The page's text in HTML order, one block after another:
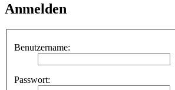
Anmelden
Benutzername:
Passwort: